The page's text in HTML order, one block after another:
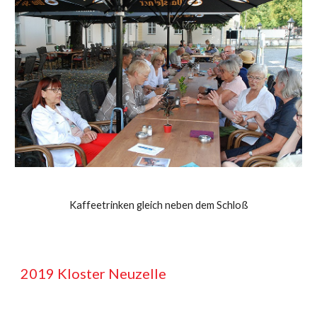
Kaffeetrinken gleich neben dem Schloß
2019 Kloster Neuzelle